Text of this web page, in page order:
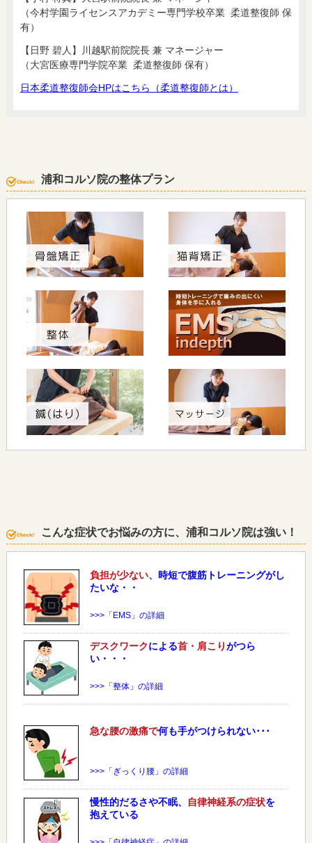
（今村学園ライセンスアカデミー専門学校卒業 柔道整復師 保
有）
【日野 碧人】川越駅前院院長 兼 マネージャー
（大宮医療専門学院卒業 柔道整復師 保有）
日本柔道整復師会HPはこちら（柔道整復師とは）
浦和コルソ院の整体プラン
こんな症状でお悩みの方に、浦和コルソ院は強い！
負担が少ない、時短で腹筋トレーニングがし
たいな・・
>>>「EMS」の詳細
デスクワークによる首・肩こりがつら
い・・・
>>>「整体」の詳細
急な腰の激痛で何も手がつけられない･･･
>>>「ぎっくり腰」の詳細
慢性的だるさや不眠、 自律神経系の症状を
抱えている